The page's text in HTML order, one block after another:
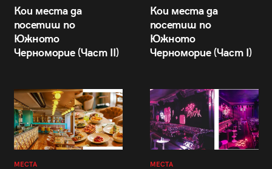
Кои места да
посетиш по
Южното
Черноморие (Част II)
Кои места да
посетиш по
Южното
Черноморие (Част I)
МЕСТА МЕСТА